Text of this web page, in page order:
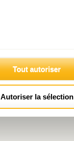
Tout autoriser
Autoriser la sélection